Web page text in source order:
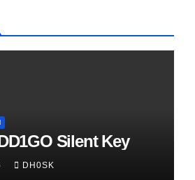
Silent Key
DH0SK